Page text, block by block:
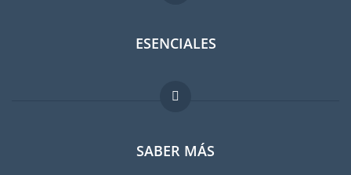
ESENCIALES
Foro para expatriados
Guia para expatriados
SABER MÁS